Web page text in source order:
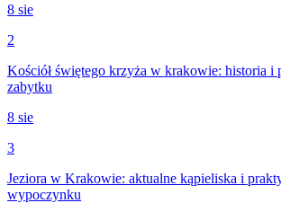
8 sie
2
Kościół świętego krzyża w krakowie: historia i
zabytku
8 sie
3
Jeziora w Krakowie: aktualne kąpieliska i
wypoczynku